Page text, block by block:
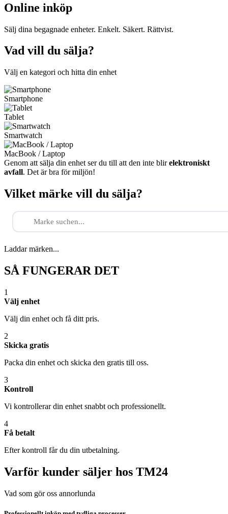
Online inköp
Sälj dina begagnade enheter. Enkelt. Säkert. Rättvist.
Vad vill du sälja?
Välj en kategori och hitta din enhet
Smartphone
Tablet
Smartwatch
MacBook / Laptop
Genom att sälja din enhet ser du till att den inte blirelektroniskt
avfall. Det är bra för miljön!
Vilket märke vill du sälja?
Laddar märken...
SÅ FUNGERAR DET
1
Välj enhet
Välj din enhet och få ditt pris.
2
Skicka gratis
Packa din enhet och skicka den gratis till oss.
3
Kontroll
Vi kontrollerar din enhet snabbt och professionellt.
4
Få betalt
Efter kontroll får du din utbetalning.
Varför kunder säljer hos TM24
Vad som gör oss annorlunda